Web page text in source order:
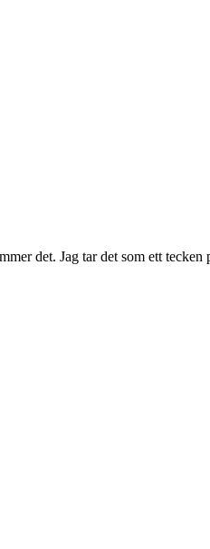
det. Jag tar det som ett